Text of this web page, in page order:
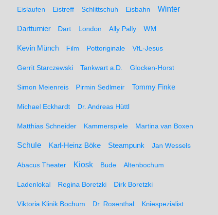
Eislaufen Eistreff Schlittschuh Eisbahn Winter
Dartturnier Dart London Ally Pally WM
Kevin Münch Film Pottoriginale VfL-Jesus
Gerrit Starczewski Tankwart a.D. Glocken-Horst
Simon Meienreis Pirmin Sedlmeir Tommy Finke
Michael Eckhardt Dr. Andreas Hüttl
Matthias Schneider Kammerspiele Martina van Boxen
Schule Karl-Heinz Böke Steampunk Jan Wessels
Abacus Theater Kiosk Bude Altenbochum
Ladenlokal Regina Boretzki Dirk Boretzki
Viktoria Klinik Bochum Dr. Rosenthal Kniespezialist